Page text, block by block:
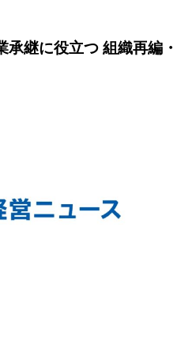
継に役立つ 組織再編・